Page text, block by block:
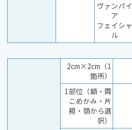
ヴァンパイ
ア
フェイシャ
ル
2cm×2cm（1
箇所）
1部位（額・両
こめかみ・片
頬・顎から選
択）